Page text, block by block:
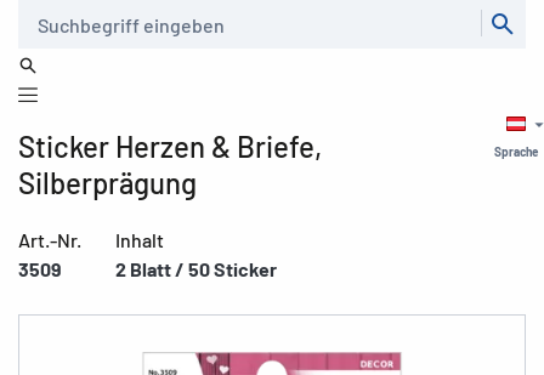
Sprache
Sticker Herzen & Briefe,
Silberprägung
Art.-Nr.
3509
Inhalt
2 Blatt / 50 Sticker